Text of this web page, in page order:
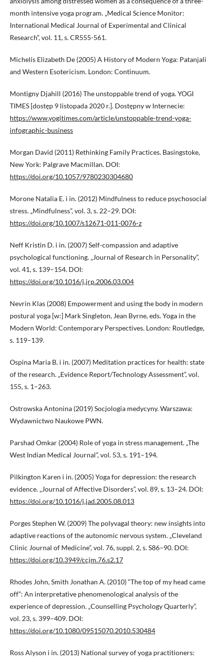
month intensive yoga program. „Medical Science Monitor:
International Medical Journal of Experimental and Clinical
Research”, vol. 11, s. CR555-561.
Michelis Elizabeth De (2005) A History of Modern Yoga: Patanjali
and Western Esotericism. London: Continuum.
Montigny Djahill (2016) The unstoppable trend of yoga. YOGI
TIMES [dostęp 9 listopada 2020 r.]. Dostępny w Internecie:
https://www.yogitimes.com/article/unstoppable-trend-yoga-
infographic-business
Morgan David (2011) Rethinking Family Practices. Basingstoke,
New York: Palgrave Macmillan. DOI:
https://doi.org/10.1057/9780230304680
Morone Natalia E. i in. (2012) Mindfulness to reduce psychosocial
stress. „Mindfulness”, vol. 3, s. 22–29. DOI:
https://doi.org/10.1007/s12671-011-0076-z
Neff Kristin D. i in. (2007) Self-compassion and adaptive
psychological functioning. „Journal of Research in Personality”,
vol. 41, s. 139–154. DOI:
https://doi.org/10.1016/j.jrp.2006.03.004
Nevrin Klas (2008) Empowerment and using the body in modern
postural yoga [w:] Mark Singleton, Jean Byrne, eds. Yoga in the
Modern World: Contemporary Perspectives. London: Routledge,
s. 119–139.
Ospina Maria B. i in. (2007) Meditation practices for health: state
of the research. „Evidence Report/Technology Assessment”, vol.
155, s. 1–263.
Ostrowska Antonina (2019) Socjologia medycyny. Warszawa:
Wydawnictwo Naukowe PWN.
Parshad Omkar (2004) Role of yoga in stress management. „The
West Indian Medical Journal”, vol. 53, s. 191–194.
Pilkington Karen i in. (2005) Yoga for depression: the research
evidence. „Journal of Affective Disorders”, vol. 89, s. 13–24. DOI:
https://doi.org/10.1016/j.jad.2005.08.013
Porges Stephen W. (2009) The polyvagal theory: new insights into
adaptive reactions of the autonomic nervous system. „Cleveland
Clinic Journal of Medicine”, vol. 76, suppl. 2, s. S86−90. DOI:
https://doi.org/10.3949/ccjm.76.s2.17
Rhodes John, Smith Jonathan A. (2010) “The top of my head came
off”: An interpretative phenomenological analysis of the
experience of depression. „Counselling Psychology Quarterly”,
vol. 23, s. 399–409. DOI:
https://doi.org/10.1080/09515070.2010.530484
Ross Alyson i in. (2013) National survey of yoga practitioners: